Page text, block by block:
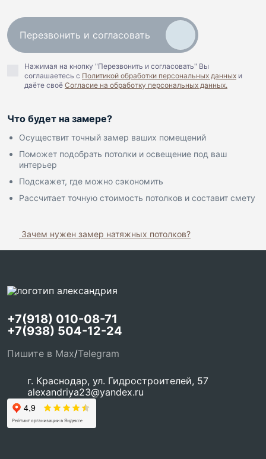
Перезвонить и согласовать
Нажимая на кнопку "Перезвонить и согласовать" Вы
соглашаетесь c Политикой обработки персональных данных и
даёте своё Согласие на обработку персональных данных.
Что будет на замере?
Осуществит точный замер ваших помещений
Поможет подобрать потолки и освещение под ваш
интерьер
Подскажет, где можно сэкономить
Рассчитает точную стоимость потолков и составит смету
Зачем нужен замер натяжных потолков?
+7(918) 010-08-71
+7(938) 504-12-24
Пишите в Max/Telegram
г. Краснодар, ул. Гидростроителей, 57
alexandriya23@yandex.ru